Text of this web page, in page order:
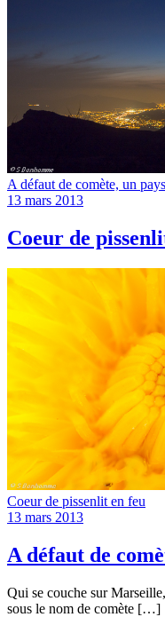
A défaut de comète, un
13 mars 2013
Coeur de
Coeur de pissenlit en feu
13 mars 2013
A défaut de
Qui se couche sur
sous le nom de comète […]